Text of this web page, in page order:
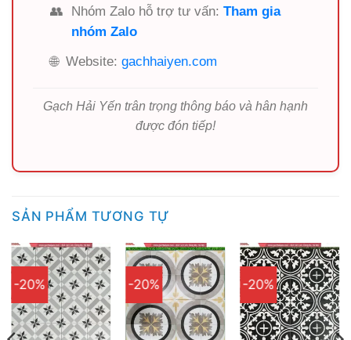
👥
Nhóm Zalo hỗ trợ tư vấn: Tham gia
nhóm Zalo
🌐 Website: gachhaiyen.com
Gạch Hải Yến trân trọng thông báo và hân hạnh
được đón tiếp!
SẢN PHẨM TƯƠNG TỰ
-20% -20% -20%